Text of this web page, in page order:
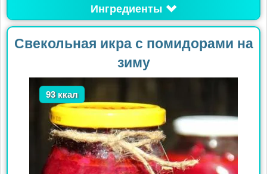
Ингредиенты
Свекольная икра с помидорами на
зиму
93 ккал